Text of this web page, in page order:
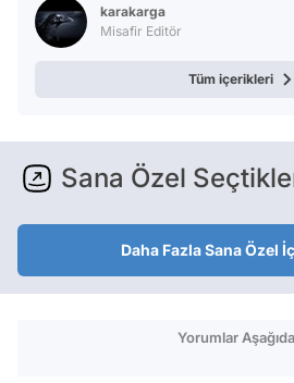
karakarga
Misafir Editör
Tüm içerikleri
Sana Özel
Daha Fazla Sana Özel
Yorumlar Aşağıda